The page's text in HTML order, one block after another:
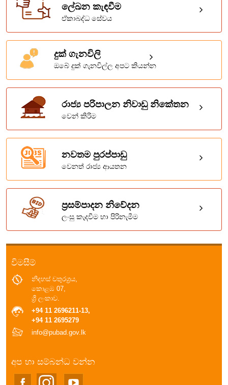
ලේඛන කැඳවීම
ඒකාබද්ධ සේවය
දුක් ගැනවිලි
ඔබේ දුක් ගැනවිල්ල අපට කියන්න
රාජ්‍ය පරිපාලන නිවාඩු නිකේතන
වෙන් කිරිම
නවතම පුරප්පාඩු
වෙනත් රාජ්‍ය ආයතන
ප්‍රසම්පාදන නිවේදන
ලංසු කැදවීම හා පිරිනැමීම
විමසීම්
නිදහස් චතුරශ්‍රය,
කොළඹ 07,
ශ්‍රී ලංකාව.
+94 11 2696211-13,
+94 11 2695279
info@pubad.gov.lk
අප හා සම්බන්ධ වන්න